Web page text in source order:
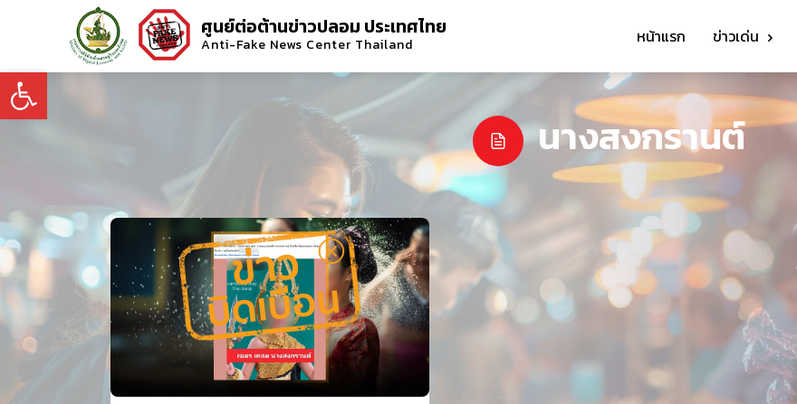
Open toolbar
ศูนย์ต่อต้านข่าวปลอม ประเทศไทย
Anti-Fake News Center Thailand หน้าแรก ข่าวเด่น
นางสงกรานต์